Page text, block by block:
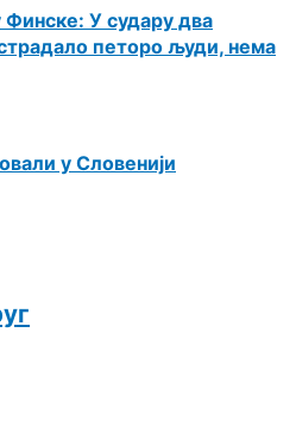
Финске: У судару два
петоро људи, нема
у Словенији